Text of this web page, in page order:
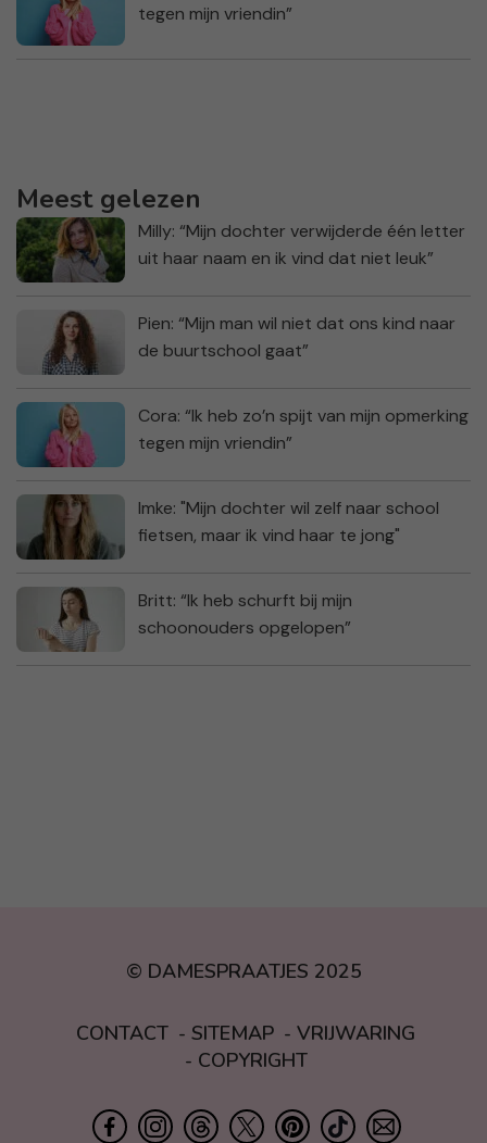
tegen mijn vriendin”
Meest gelezen
Milly: “Mijn dochter verwijderde één letter
uit haar naam en ik vind dat niet leuk”
Pien: “Mijn man wil niet dat ons kind naar
de buurtschool gaat”
Cora: “Ik heb zo’n spijt van mijn opmerking
tegen mijn vriendin”
Imke: "Mijn dochter wil zelf naar school
fietsen, maar ik vind haar te jong"
Britt: “Ik heb schurft bij mijn
schoonouders opgelopen”
© DAMESPRAATJES 2025
CONTACT SITEMAP
VRIJWARING
COPYRIGHT